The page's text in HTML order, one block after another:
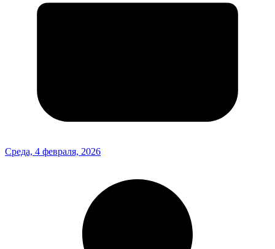
Среда, 4 февраля, 2026